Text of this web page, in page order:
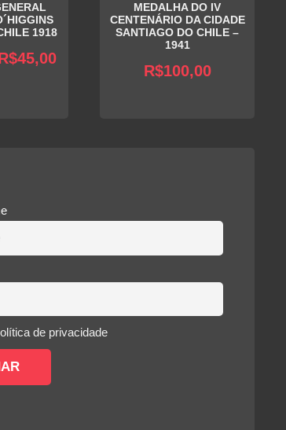
1918
45,00O
MEDALHA DO IV
CENTENÁRIO DA CIDADE
SANTIAGO DO CHILE –
1941
R$100,00
de privacidade